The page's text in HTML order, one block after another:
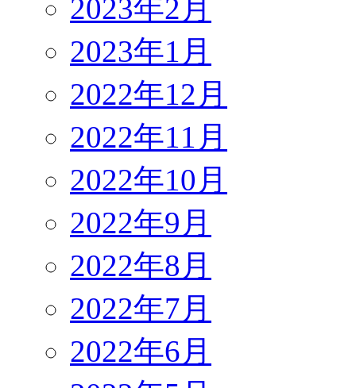
2023年2月
2023年1月
2022年12月
2022年11月
2022年10月
2022年9月
2022年8月
2022年7月
2022年6月